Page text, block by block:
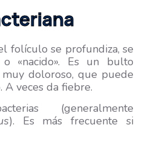
folículo se profundiza, se
«nacido». Es un bulto
doloroso, que puede
veces da fiebre.
(generalmente
). Es más frecuente si